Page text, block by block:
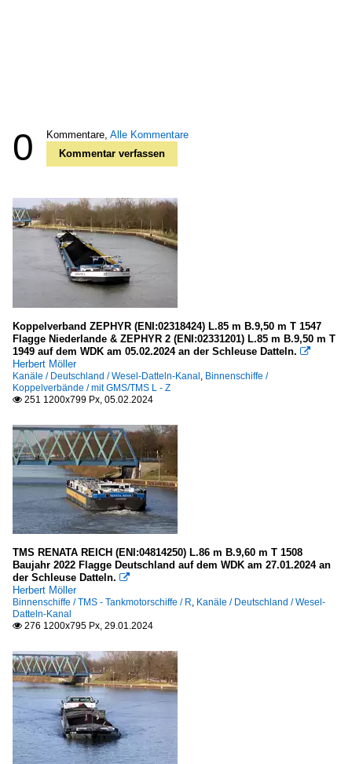
0 Kommentare, Alle Kommentare
Kommentar verfassen
Koppelverband ZEPHYR (ENI:02318424) L.85 m B.9,50 m T 1547
Flagge Niederlande & ZEPHYR 2 (ENI:02331201) L.85 m B.9,50 m T
1949 auf dem WDK am 05.02.2024 an der Schleuse Datteln. 
Herbert Möller
Kanäle / Deutschland / Wesel-Datteln-Kanal Binnenschiffe /
Koppelverbände / mit GMS/TMS L - Z
 251 1200x799 Px, 05.02.2024
TMS RENATA REICH (ENI:04814250) L.86 m B.9,60 m T 1508
Baujahr 2022 Flagge Deutschland auf dem WDK am 27.01.2024 an
der Schleuse Datteln. 
Herbert Möller
Binnenschiffe / TMS - Tankmotorschiffe / R Kanäle / Deutschland / Wesel-
Datteln-Kanal
 276 1200x795 Px, 29.01.2024